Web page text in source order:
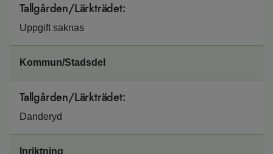
Tallgården/Lärkträdet:
Uppgift saknas
Kommun/Stadsdel
Tallgården/Lärkträdet:
Danderyd
Inriktning